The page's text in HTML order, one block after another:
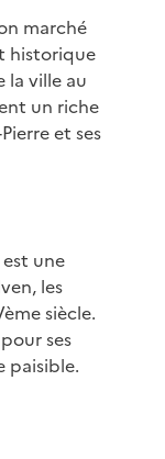
marché
historique
ville au
un riche
et ses
une
les
siècle.
ses
paisible.